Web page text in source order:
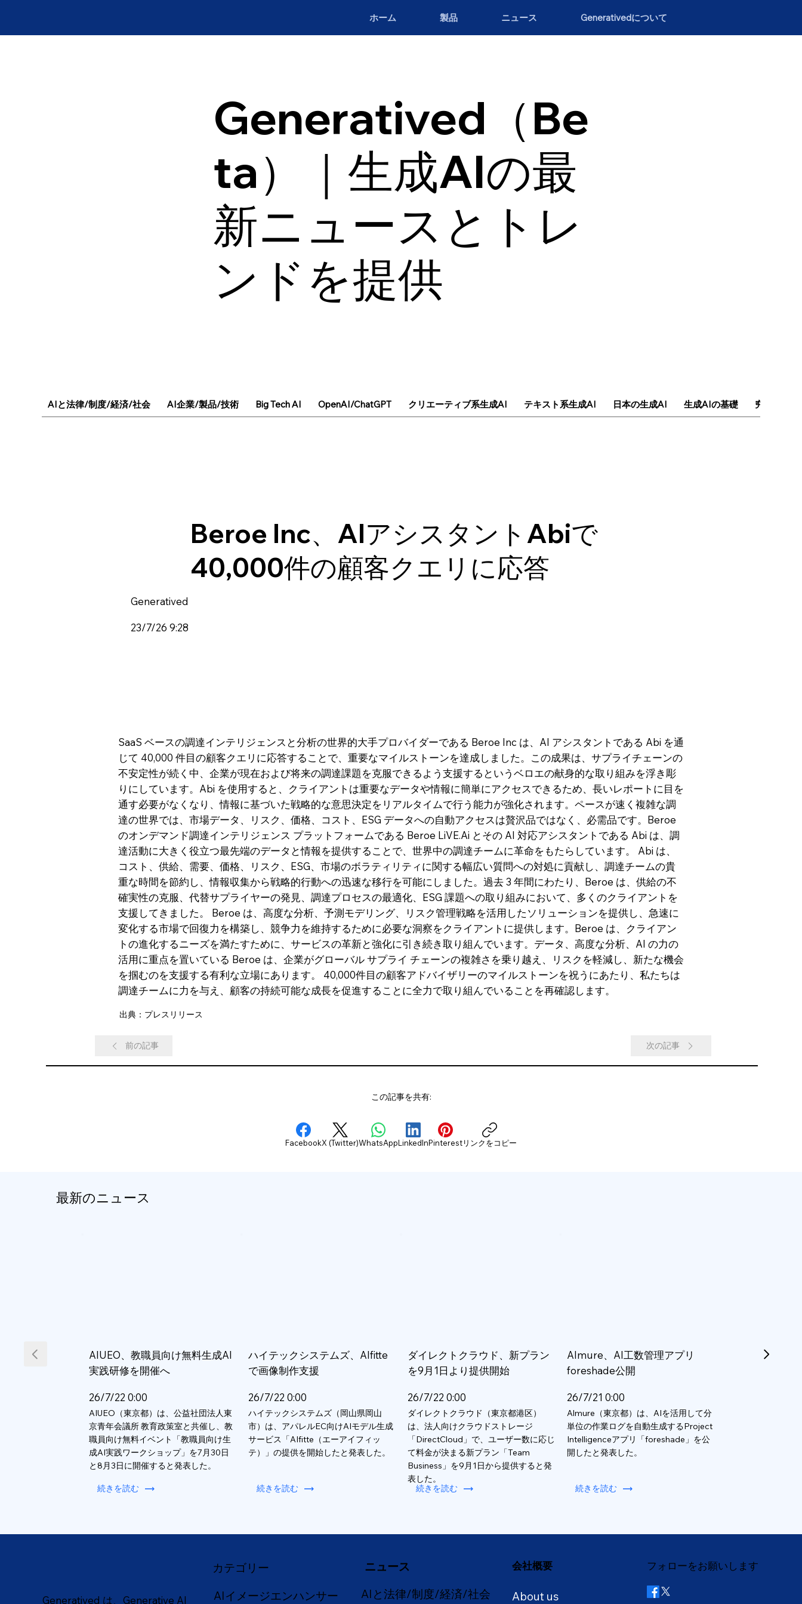
ホーム 製品 ニュース Generativedについて
Generatived（Be
ta）｜生成AIの最
新ニュースとトレ
ンドを提供
Beroe Inc、AIアシスタントAbiで
40,000件の顧客クエリに応答
Generatived
23/7/26 9:28
SaaS ベースの調達インテリジェンスと分析の世界的大手プロバイダーである Beroe Inc は、AI アシスタントである Abi を通
じて 40,000 件目の顧客クエリに応答することで、重要なマイルストーンを達成しました。この成果は、サプライチェーンの
不安定性が続く中、企業が現在および将来の調達課題を克服できるよう支援するというベロエの献身的な取り組みを浮き彫
りにしています。Abi を使用すると、クライアントは重要なデータや情報に簡単にアクセスできるため、長いレポートに目を
通す必要がなくなり、情報に基づいた戦略的な意思決定をリアルタイムで行う能力が強化されます。ペースが速く複雑な調
達の世界では、市場データ、リスク、価格、コスト、ESG データへの自動アクセスは贅沢品ではなく、必需品です。Beroe
のオンデマンド調達インテリジェンス プラットフォームである Beroe LiVE.Ai とその AI 対応アシスタントである Abi は、調
達活動に大きく役立つ最先端のデータと情報を提供することで、世界中の調達チームに革命をもたらしています。 Abi は、
コスト、供給、需要、価格、リスク、ESG、市場のボラティリティに関する幅広い質問への対処に貢献し、調達チームの貴
重な時間を節約し、情報収集から戦略的行動への迅速な移行を可能にしました。過去 3 年間にわたり、Beroe は、供給の不
確実性の克服、代替サプライヤーの発見、調達プロセスの最適化、ESG 課題への取り組みにおいて、多くのクライアントを
支援してきました。 Beroe は、高度な分析、予測モデリング、リスク管理戦略を活用したソリューションを提供し、急速に
変化する市場で回復力を構築し、競争力を維持するために必要な洞察をクライアントに提供します。Beroe は、クライアン
トの進化するニーズを満たすために、サービスの革新と強化に引き続き取り組んでいます。データ、高度な分析、AI の力の
活用に重点を置いている Beroe は、企業がグローバル サプライ チェーンの複雑さを乗り越え、リスクを軽減し、新たな機会
を掴むのを支援する有利な立場にあります。 40,000件目の顧客アドバイザリーのマイルストーンを祝うにあたり、私たちは
調達チームに力を与え、顧客の持続可能な成長を促進することに全力で取り組んでいることを再確認します。
出典：プレスリリース
前の記事 次の記事
この記事を共有:
FacebookX (Twitter)WhatsAppLinkedInPinterestリンクをコピー
最新のニュース
AIUEO、教職員向け無料生成AI
実践研修を開催へ
26/7/22 0:00
AIUEO（東京都）は、公益社団法人東
京青年会議所 教育政策室と共催し、教
職員向け無料イベント「教職員向け生
成AI実践ワークショップ」を7月30日
と8月3日に開催すると発表した。
続きを読む
ハイテックシステムズ、AIfitte
で画像制作支援
26/7/22 0:00
ハイテックシステムズ（岡山県岡山
市）は、アパレルEC向けAIモデル生成
サービス「AIfitte（エーアイフィッ
テ）」の提供を開始したと発表した。
続きを読む
ダイレクトクラウド、新プラン
を9月1日より提供開始
26/7/22 0:00
ダイレクトクラウド（東京都港区）
は、法人向けクラウドストレージ
「DirectCloud」で、ユーザー数に応じ
て料金が決まる新プラン「Team
Business」を9月1日から提供すると発
表した。
続きを読む
Almure、AI工数管理アプリ
foreshade公開
26/7/21 0:00
Almure（東京都）は、AIを活用して分
単位の作業ログを自動生成するProject
Intelligenceアプリ「foreshade」を公
開したと発表した。
続きを読む
AIと法律/制度/経済/社会 AI企業/製品/技術 Big Tech AI OpenAI/ChatGPT クリエーティブ系生成AI テキスト系生成AI 日本の生成AI 生成AIの基礎 究極のAI
カテゴリー
AIイメージエンハンサー
ニュース
AIと法律/制度/経済/社会
会社概要
About us
フォローをお願いします
Generatived は、Generative AI